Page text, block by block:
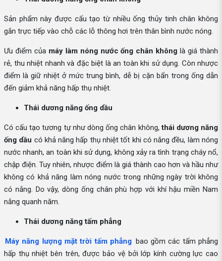
Sản phẩm này được cấu tạo từ nhiều ống thủy tinh chân không
gắn trực tiếp vào chỗ các lỗ thông hơi trên thân bình nước nóng.
Ưu điểm của máy làm nóng nước ống chân không là giá thành
rẻ, thu nhiệt nhanh và đặc biệt là an toàn khi sử dụng. Còn nhược
điểm là giữ nhiệt ở mức trung bình, dễ bị cặn bẩn trong ống dẫn
đến giảm khả năng hấp thụ nhiệt.
Thái dương năng ống dầu
Có cấu tạo tương tự như dòng ống chân không,thái dương năng
ống dầu có khả năng hấp thụ nhiệt tốt khi có nắng đều, làm nóng
nước nhanh, an toàn khi sử dụng, không xảy ra tình trạng cháy nổ,
chập điện. Tuy nhiên, nhược điểm là giá thành cao hơn và hầu như
không có khả năng làm nóng nước trong những ngày trời không
có nắng. Do vậy, dòng ống chân phù hợp với khí hậu miền Nam
nắng quanh năm.
Thái dương năng tấm phẳng
Máy năng lượng mặt trời tấm phẳng bao gồm các tấm phẳng
hấp thụ nhiệt bên trên, được bảo vệ bởi lớp kính cường lực cao